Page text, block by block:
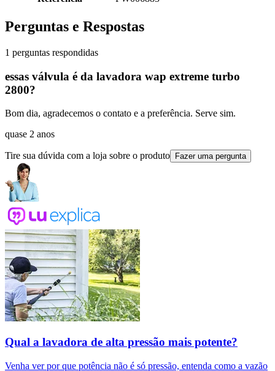
Perguntas e Respostas
1 perguntas respondidas
essas válvula é da lavadora wap extreme turbo
2800?
Bom dia, agradecemos o contato e a preferência. Serve sim.
quase 2 anos
Tire sua dúvida com a loja sobre o produto Fazer uma pergunta
Qual a lavadora de alta pressão mais potente?
Venha ver por que potência não é só pressão, entenda como a vazão